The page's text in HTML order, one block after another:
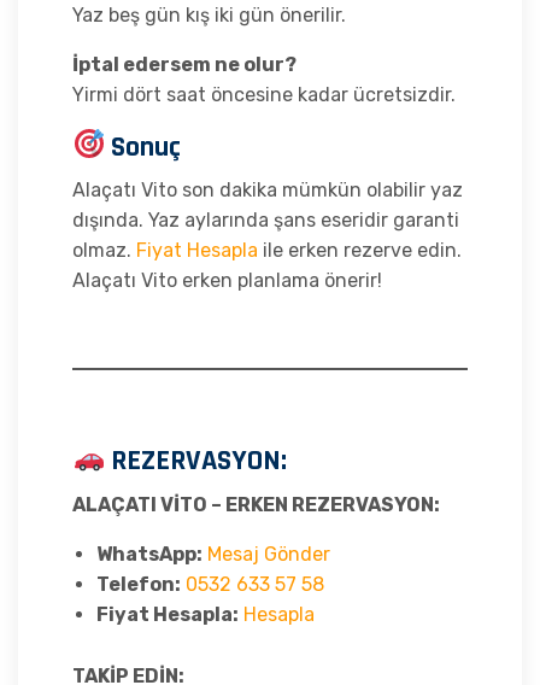
Yaz beş gün kış iki gün önerilir.
İptal edersem ne olur?
Yirmi dört saat öncesine kadar ücretsizdir.
Sonuç
Alaçatı Vito son dakika mümkün olabilir yaz
dışında. Yaz aylarında şans eseridir garanti
olmaz. Fiyat Hesapla ile erken rezerve edin.
Alaçatı Vito erken planlama önerir!
REZERVASYON:
ALAÇATI VİTO – ERKEN REZERVASYON:
WhatsApp: Mesaj Gönder
Telefon: 0532 633 57 58
Fiyat Hesapla: Hesapla
TAKİP EDİN: